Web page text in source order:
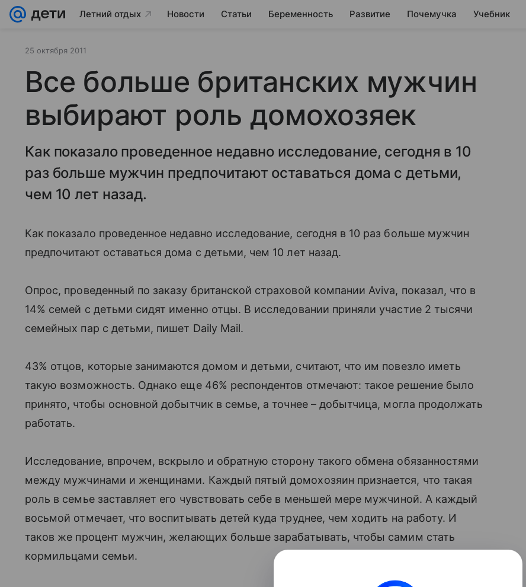
Летний отдых Новости Статьи Беременность Развитие Почемучка Учебник
25 октября 2011
Все больше британских мужчин
выбирают роль домохозяек
Как показало проведенное недавно исследование, сегодня в 10
раз больше мужчин предпочитают оставаться дома с детьми,
чем 10 лет назад.
Как показало проведенное недавно исследование, сегодня в 10 раз больше мужчин
предпочитают оставаться дома с детьми, чем 10 лет назад.
Опрос, проведенный по заказу британской страховой компании Aviva, показал, что в
14% семей с детьми сидят именно отцы. В исследовании приняли участие 2 тысячи
семейных пар с детьми, пишет Daily Mail.
43% отцов, которые занимаются домом и детьми, считают, что им повезло иметь
такую возможность. Однако еще 46% респондентов отмечают: такое решение было
принято, чтобы основной добытчик в семье, а точнее – добытчица, могла продолжать
работать.
Исследование, впрочем, вскрыло и обратную сторону такого обмена обязанностями
между мужчинами и женщинами. Каждый пятый домохозяин признается, что такая
роль в семье заставляет его чувствовать себе в меньшей мере мужчиной. А каждый
восьмой отмечает, что воспитывать детей куда труднее, чем ходить на работу. И
таков же процент мужчин, желающих больше зарабатывать, чтобы самим стать
кормильцами семьи.